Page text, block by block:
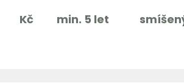
Kč min. 5 let